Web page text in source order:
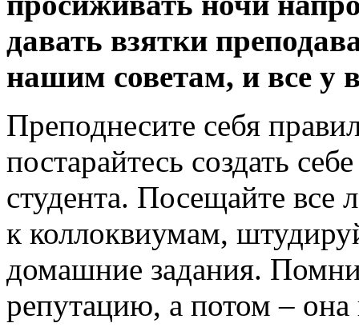
давать взятки
нашим советам, и все у
Преподнесите себя
постарайтесь создать
студента. Посещайте все
к коллоквиумам,
домашние задания.
репутацию, а потом – она